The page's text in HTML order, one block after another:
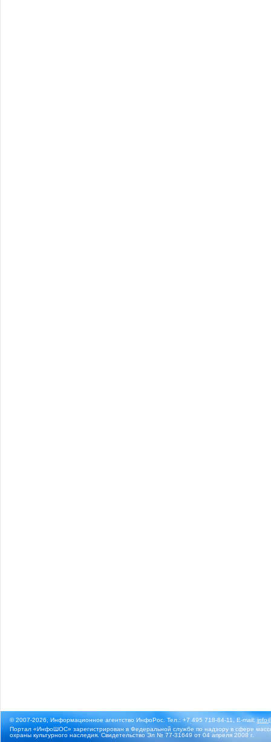
© 2007-2026, Информационное агентство ИнфоРос. Тел.: +7 495 718-84-11, E-mail:
Портал «ИнфоШОС» зарегистрирован в Федеральной службе по надзору в сфере
охраны культурного наследия. Свидетельство Эл № 77-31649 от 04 апреля 2008 г.